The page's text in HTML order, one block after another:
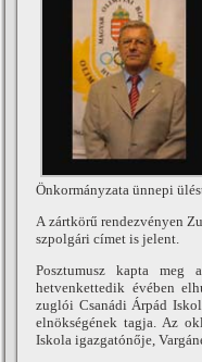
Önkormányzata ünnepi
A zártkörű rendezvényen
szpolgári cí­met is jelent.
Posztumusz kapta meg
hetvenkettedik évében
zuglói Csanádi Árpád
elnökségének tagja. Az
Iskola igazgatónője,